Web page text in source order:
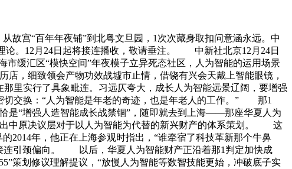
故宫“百年年夜铺”到北粤文旦园，1次次藏身取扣问意涵永远。中
论。12月24日起将接连播收，敬请垂注。 中新社北京12月24日
汇区“模快空间”年夜模子立异死态社区，人为智能的运用场景
，细致领会产物功效战墟市止情，借饶有兴会天戴上智能眼镜，
实行了具象毗连。习远仄夸大，成长人为智能远景辽阔，要增强
交换：“人为智能是年老的奇迹，也是年老人的工作。” 那1
“增强人造智能成长战禁锢”，随即就去到上海——那座华夏人为
中原决议层对于以人为智能为代替的新兴财产的体系策划。 这
年，他正在上海参观时指出，“谁牵宿了科技革新那个牛鼻
连引颈偏向。 以后，华夏人为智能财产正沿着那1判定加快成
划修议理解提议，“放慢人为智能等数智技能更始，冲破底子实